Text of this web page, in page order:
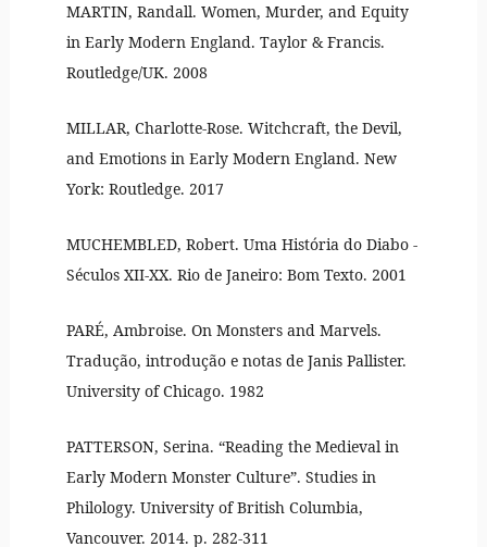
MARTIN, Randall. Women, Murder, and Equity
in Early Modern England. Taylor & Francis.
Routledge/UK. 2008
MILLAR, Charlotte-Rose. Witchcraft, the Devil,
and Emotions in Early Modern England. New
York: Routledge. 2017
MUCHEMBLED, Robert. Uma História do Diabo -
Séculos XII-XX. Rio de Janeiro: Bom Texto. 2001
PARÉ, Ambroise. On Monsters and Marvels.
Tradução, introdução e notas de Janis Pallister.
University of Chicago. 1982
PATTERSON, Serina. “Reading the Medieval in
Early Modern Monster Culture”. Studies in
Philology. University of British Columbia,
Vancouver. 2014. p. 282-311